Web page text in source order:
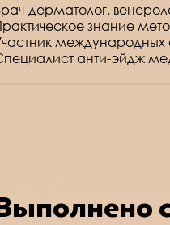
дерматолог,
знание
анти-эйдж
Выполнено